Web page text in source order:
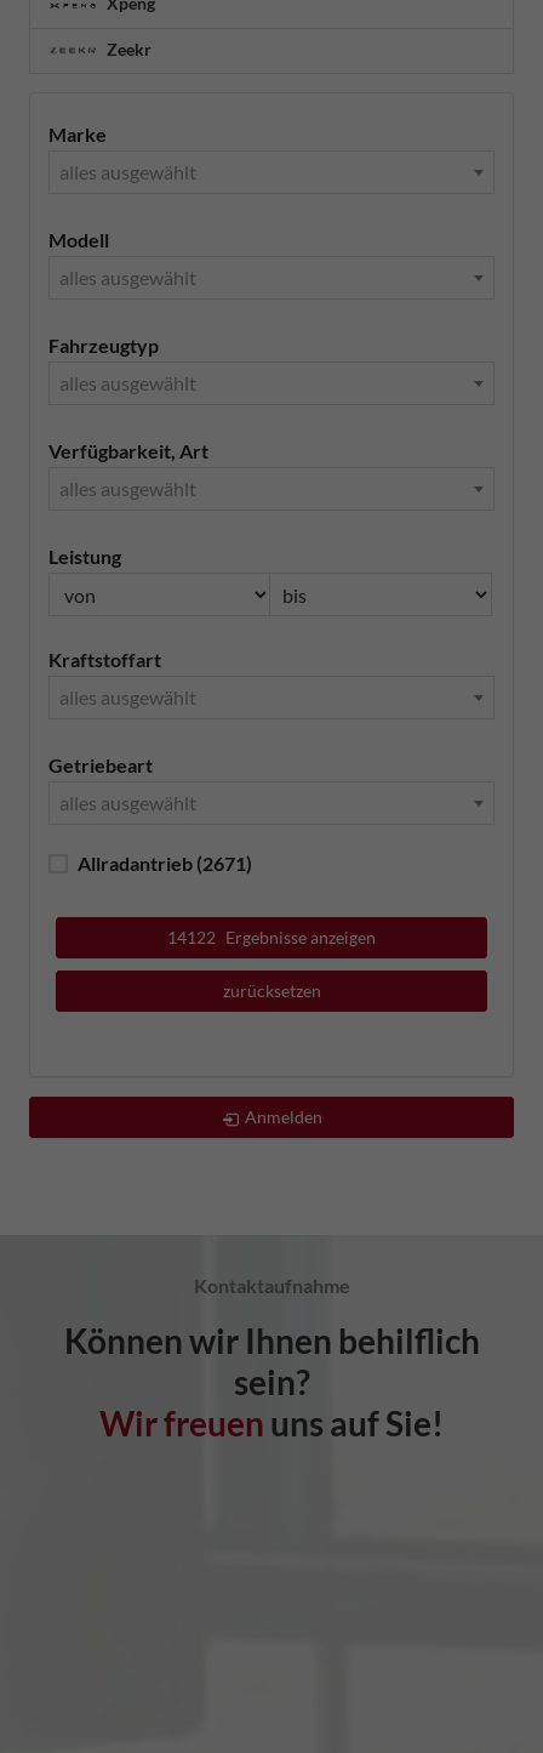
Zeekr
Marke
alles ausgewählt
Modell
alles ausgewählt
Fahrzeugtyp
alles ausgewählt
Verfügbarkeit, Art
alles ausgewählt
Leistung
Kraftstoffart
alles ausgewählt
Getriebeart
alles ausgewählt
Allradantrieb (2671)
14122 Ergebnisse anzeigen
zurücksetzen
Anmelden
Kontaktaufnahme
Können wir Ihnen behilflich
sein?
Wir freuen uns auf Sie!